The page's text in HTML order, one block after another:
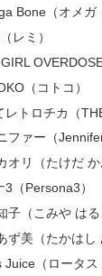
Bone（オメガ
レミ）
（コトコ）
レトロチカ（
ファー（
オリ（たけだ か
（Persona3）
子（こみや はる
ず美（たかはし
Juice（ロータス